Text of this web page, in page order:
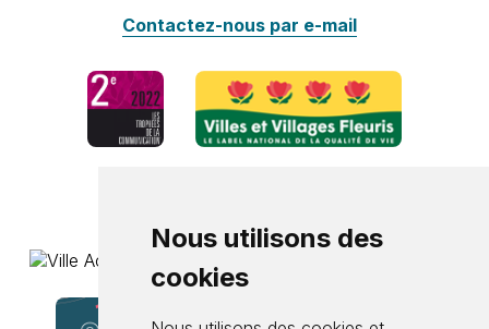
Nous utilisons des
cookies
Contactez-nous par e-mail